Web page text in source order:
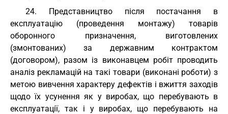
24. Представництво після постачання в
експлуатацію (проведення монтажу) товарів
оборонного призначення, виготовлених
(змонтованих) за державним контрактом
(договором), разом із виконавцем робіт проводить
аналіз рекламацій на такі товари (виконані роботи) з
метою вивчення характеру дефектів і вжиття заходів
щодо їх усунення як у виробах, що перебувають в
експлуатації, так і у виробах, що перебувають на